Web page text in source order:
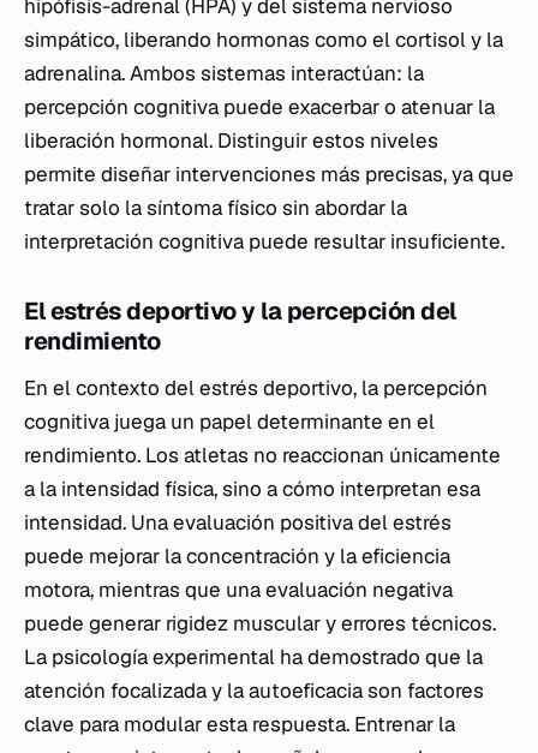
hipófisis-adrenal (HPA) y del sistema nervioso
simpático, liberando hormonas como el cortisol y la
adrenalina. Ambos sistemas interactúan: la
percepción cognitiva puede exacerbar o atenuar la
liberación hormonal. Distinguir estos niveles
permite diseñar intervenciones más precisas, ya que
tratar solo la síntoma físico sin abordar la
interpretación cognitiva puede resultar insuficiente.
El estrés deportivo y la percepción del
rendimiento
En el contexto del estrés deportivo, la percepción
cognitiva juega un papel determinante en el
rendimiento. Los atletas no reaccionan únicamente
a la intensidad física, sino a cómo interpretan esa
intensidad. Una evaluación positiva del estrés
puede mejorar la concentración y la eficiencia
motora, mientras que una evaluación negativa
puede generar rigidez muscular y errores técnicos.
La psicología experimental ha demostrado que la
atención focalizada y la autoeficacia son factores
clave para modular esta respuesta. Entrenar la